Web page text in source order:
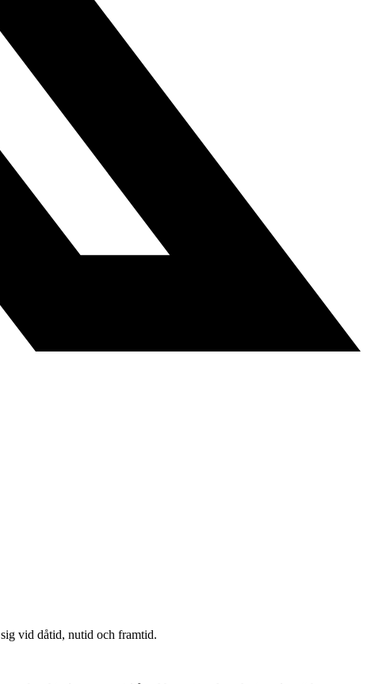
vid dåtid, nutid och framtid.